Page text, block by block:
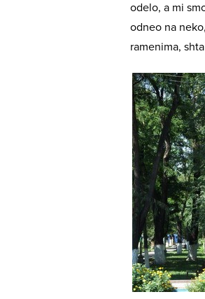
odelo, a mi
odneo na
ramenima,